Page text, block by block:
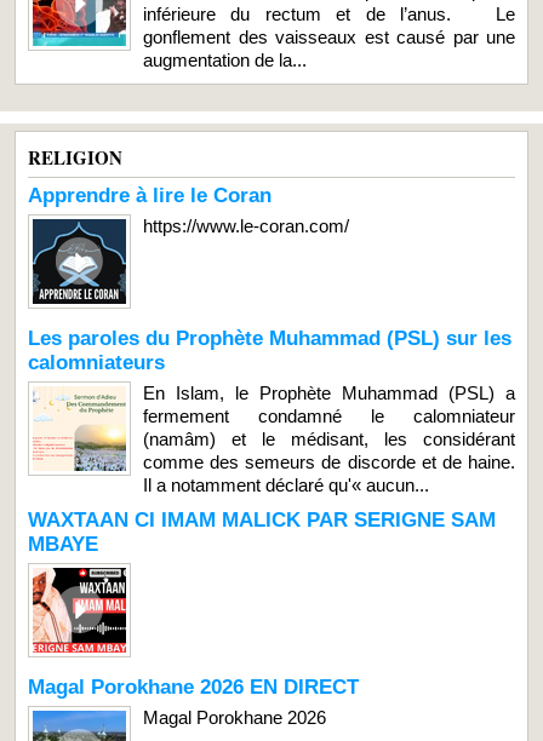
inférieure du rectum et de l’anus. Le
gonflement des vaisseaux est causé par une
augmentation de la...
RELIGION
Apprendre à lire le Coran
https://www.le-coran.com/
Les paroles du Prophète Muhammad (PSL) sur les
calomniateurs
En Islam, le Prophète Muhammad (PSL) a
fermement condamné le calomniateur
(namâm) et le médisant, les considérant
comme des semeurs de discorde et de haine.
Il a notamment déclaré qu'« aucun...
WAXTAAN CI IMAM MALICK PAR SERIGNE SAM
MBAYE
Magal Porokhane 2026 EN DIRECT
Magal Porokhane 2026